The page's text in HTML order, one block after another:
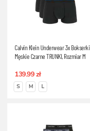
Calvin Klein Underwear 3x Bokserki
Męskie Czarne TRUNKI, Rozmiar M
139.99 zł
S M L